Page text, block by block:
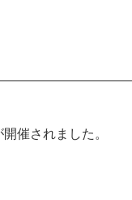
催されました。